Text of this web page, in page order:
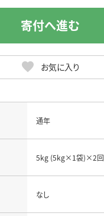
お気に入り
寄付へ進む
通年
5kg (5kg×1袋)×2回
なし